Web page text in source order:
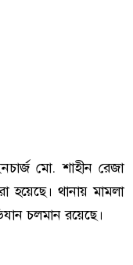
মো. শাহীন রেজা
হয়েছে। থানায় মামলা
চলমান রয়েছে।